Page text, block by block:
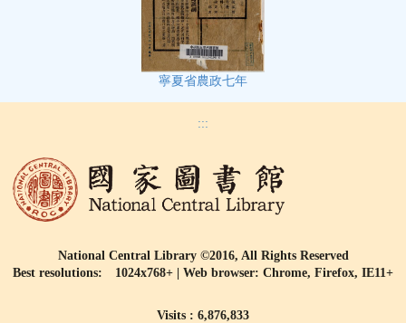
寧夏省農政七年
:::
National Central Library ©2016, All Rights Reserved
Best resolutions: 1024x768+ | Web browser: Chrome, Firefox, IE11+
Visits : 6,876,833